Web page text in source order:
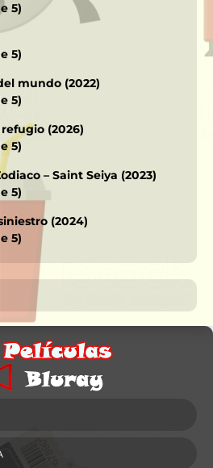
5)
5)
mundo (2022)
5)
(2026)
5)
– Saint Seiya (2023)
5)
(2024)
5)